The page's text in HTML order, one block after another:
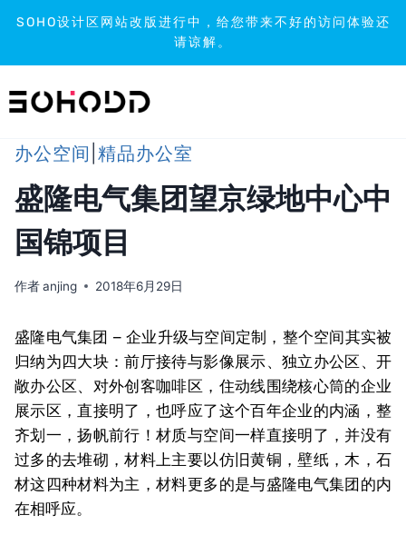
SOHO设计区网站改版进行中，给您带来不好的访问体验还
请谅解。
到
办公空间 精品办公室
盛隆电气集团望京绿地中心中
国锦项目
作者anjing 2018年6月29日
盛隆电气集团 – 企业升级与空间定制，整个空间其实被
归纳为四大块：前厅接待与影像展示、独立办公区、开
敞办公区、对外创客咖啡区，住动线围绕核心筒的企业
展示区，直接明了，也呼应了这个百年企业的内涵，整
齐划一，扬帆前行！材质与空间一样直接明了，并没有
过多的去堆砌，材料上主要以仿旧黄铜，壁纸，木，石
材这四种材料为主，材料更多的是与盛隆电气集团的内
在相呼应。